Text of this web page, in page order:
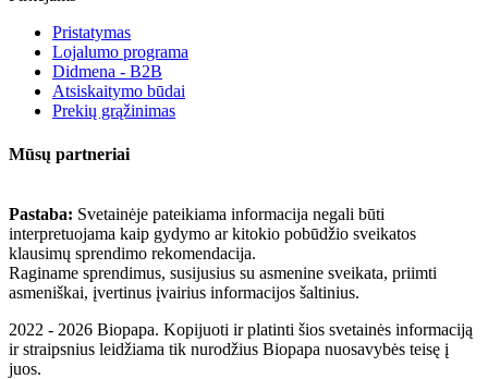
Pristatymas
Lojalumo programa
Didmena - B2B
Atsiskaitymo būdai
Prekių grąžinimas
Mūsų partneriai
Pastaba: Svetainėje pateikiama informacija negali būti
interpretuojama kaip gydymo ar kitokio pobūdžio sveikatos
klausimų sprendimo rekomendacija.
Raginame sprendimus, susijusius su asmenine sveikata, priimti
asmeniškai, įvertinus įvairius informacijos šaltinius.
2022 - 2026 Biopapa. Kopijuoti ir platinti šios svetainės informaciją
ir straipsnius leidžiama tik nurodžius Biopapa nuosavybės teisę į
juos.